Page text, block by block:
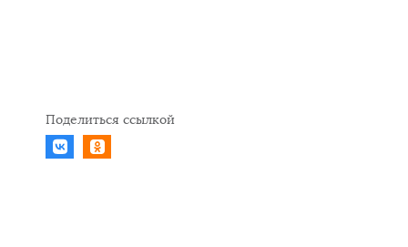
Поделиться ссылкой